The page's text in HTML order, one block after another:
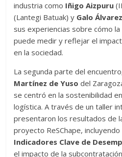
industria como Iñigo Aizpuru
(Lantegi Batuak) y Galo Álvarez
sus experiencias sobre cómo la
puede medir y reflejar el
en la sociedad.
La segunda parte del
Martínez de Yuso del
se centró en la sostenibilidad
logística. A través de un taller
presentaron los resultados de
proyecto ReSChape,
Indicadores Clave de
el impacto de la